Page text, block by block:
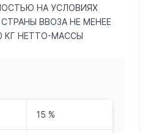
НА УСЛОВИЯХ
ВВОЗА НЕ МЕНЕЕ
КГ НЕТТО-МАССЫ
15 %